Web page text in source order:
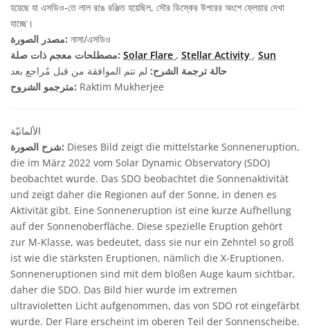
হয়েছে যা এসডিও-তে লাল রঙে রঞ্জিত হয়েছিল, সৌর ডিস্কের উপরের অংশে ফ্লেয়ার দেখা
যাচ্ছে।
مصدر الصورة: নাসা/এসডিও
مصطلحات معجم ذات صلة: Solar Flare , Stellar Activity , Sun
حالة ترجمة الشرح: لم تتم الموافقة من قبل مُراجع بعد
مترجمو الشروح: Raktim Mukherjee
الألمانيّة
شرح الصورة: Dieses Bild zeigt die mittelstarke Sonneneruption,
die im März 2022 vom Solar Dynamic Observatory (SDO)
beobachtet wurde. Das SDO beobachtet die Sonnenaktivität
und zeigt daher die Regionen auf der Sonne, in denen es
Aktivität gibt. Eine Sonneneruption ist eine kurze Aufhellung
auf der Sonnenoberfläche. Diese spezielle Eruption gehört
zur M-Klasse, was bedeutet, dass sie nur ein Zehntel so groß
ist wie die stärksten Eruptionen, nämlich die X-Eruptionen.
Sonneneruptionen sind mit dem bloßen Auge kaum sichtbar,
daher die SDO. Das Bild hier wurde im extremen
ultravioletten Licht aufgenommen, das von SDO rot eingefärbt
wurde. Der Flare erscheint im oberen Teil der Sonnenscheibe.